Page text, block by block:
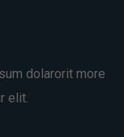
dolarorit more
elit.